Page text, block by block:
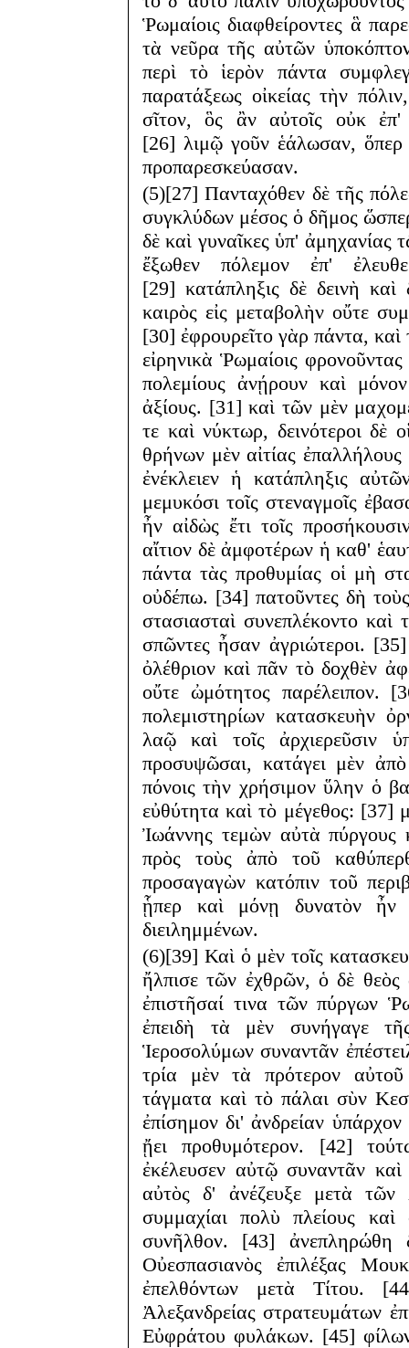
Ῥωμαίοις διαφθείροντες ἃ
τὰ νεῦρα τῆς αὐτῶν
περὶ τὸ ἱερὸν πάντα
παρατάξεως οἰκείας τὴν
σῖτον, ὃς ἂν αὐτοῖς οὐκ ἐπ'
[26] λιμῷ γοῦν ἑάλωσαν, ὅπερ
προπαρεσκεύασαν.
(5)[27] Πανταχόθεν δὲ τῆς
συγκλύδων μέσος ὁ δῆμος
δὲ καὶ γυναῖκες ὑπ' ἀμηχανίας
ἔξωθεν πόλεμον ἐπ'
[29] κατάπληξις δὲ δεινὴ καὶ
καιρὸς εἰς μεταβολὴν οὔτε
[30] ἐφρουρεῖτο γὰρ πάντα, καὶ
εἰρηνικὰ Ῥωμαίοις
πολεμίους ἀνῄρουν καὶ
ἀξίους. [31] καὶ τῶν μὲν
τε καὶ νύκτωρ, δεινότεροι δὲ
θρήνων μὲν αἰτίας
ἐνέκλειεν ἡ κατάπληξις
μεμυκόσι τοῖς στεναγμοῖς
ἦν αἰδὼς ἔτι τοῖς
αἴτιον δὲ ἀμφοτέρων ἡ καθ'
πάντα τὰς προθυμίας οἱ μὴ
οὐδέπω. [34] πατοῦντες δὴ
στασιασταὶ συνεπλέκοντο
σπῶντες ἦσαν ἀγριώτεροι.
ὀλέθριον καὶ πᾶν τὸ δοχθὲν
οὔτε ὠμότητος παρέλειπον.
πολεμιστηρίων κατασκευὴν
λαῷ καὶ τοῖς ἀρχιερεῦσιν
προσυψῶσαι, κατάγει μὲν
πόνοις τὴν χρήσιμον ὕλην ὁ
εὐθύτητα καὶ τὸ μέγεθος: [37]
Ἰωάννης τεμὼν αὐτὰ πύργους
πρὸς τοὺς ἀπὸ τοῦ
προσαγαγὼν κατόπιν τοῦ
ᾗπερ καὶ μόνῃ δυνατὸν ἦν
διειλημμένων.
(6)[39] Καὶ ὁ μὲν τοῖς
ἤλπισε τῶν ἐχθρῶν, ὁ δὲ θεὸς
ἐπιστῆσαί τινα τῶν πύργων
ἐπειδὴ τὰ μὲν συνήγαγε
Ἱεροσολύμων συναντᾶν
τρία μὲν τὰ πρότερον
τάγματα καὶ τὸ πάλαι σὺν
ἐπίσημον δι' ἀνδρείαν
ᾔει προθυμότερον. [42]
ἐκέλευσεν αὐτῷ συναντᾶν καὶ
αὐτὸς δ' ἀνέζευξε μετὰ
συμμαχίαι πολὺ πλείους
συνῆλθον. [43] ἀνεπληρώθη
Οὐεσπασιανὸς ἐπιλέξας
ἐπελθόντων μετὰ Τίτου.
Ἀλεξανδρείας στρατευμάτων
Εὐφράτου φυλάκων. [45] φίλων